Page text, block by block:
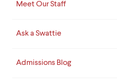
Meet Our Staff
Ask a Swattie
Admissions Blog